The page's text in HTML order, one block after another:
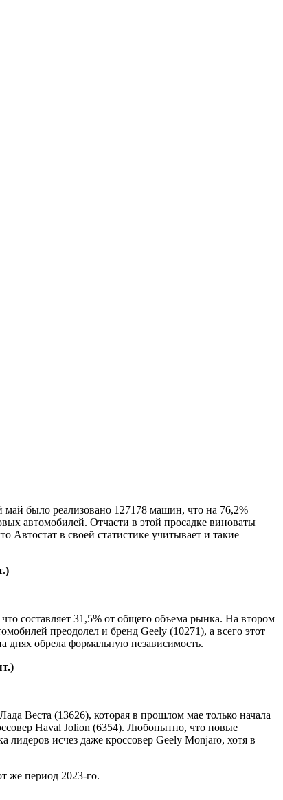
было реализовано 127178 машин, что на 76,2%
автомобилей. Отчасти в этой просадке виноваты
в своей статистике учитывает и такие
составляет 31,5% от общего объема рынка. На втором
преодолел и бренд Geely (10271), а всего этот
днях обрела формальную независимость.
Веста (13626), которая в прошлом мае только начала
Haval Jolion (6354). Любопытно, что новые
исчез даже кроссовер Geely Monjaro, хотя в
же период 2023-го.